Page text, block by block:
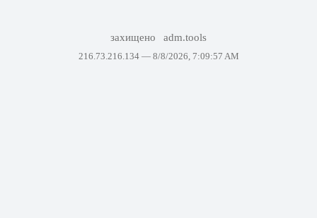
захищено adm.tools
216.73.216.134 — 8/8/2026, 7:09:57 AM